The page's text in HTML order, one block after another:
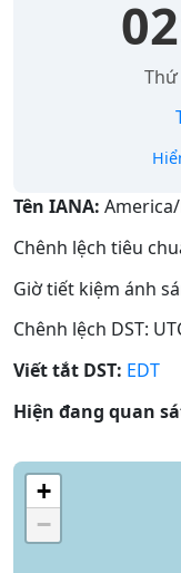
Thứ
Tên IANA:
Chênh lệch tiêu
Giờ tiết kiệm ánh
Chênh lệch DST:
Viết tắt DST: EDT
Hiện đang quan
+
−